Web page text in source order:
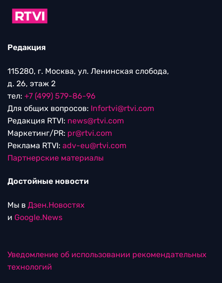
Редакция
115280, г. Москва, ул. Ленинская слобода,
д. 26, этаж 2
тел: +7 (499) 579-86-96
Для общих вопросов: Infortvi@rtvi.com
Редакция RTVI: news@rtvi.com
Маркетинг/PR: pr@rtvi.com
Реклама RTVI: adv-eu@rtvi.com
Партнерские материалы
Достойные новости
Мы в Дзен.Новостях
и Google.News
Уведомление об использовании рекомендательных
технологий